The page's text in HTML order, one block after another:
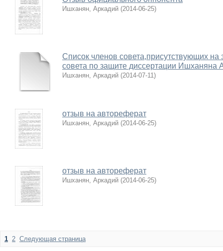
Ишханян, Аркадий (2014-06-25)
Список членов совета,присутствующих на
совета по защите диссертации Ишханяна
Ишханян, Аркадий (2014-07-11)
отзыв на автореферат
Ишханян, Аркадий (2014-06-25)
отзыв на автореферат
Ишханян, Аркадий (2014-06-25)
1 2 Следующая страница